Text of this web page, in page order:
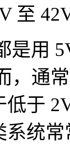
至
是用
，通
低于
系统